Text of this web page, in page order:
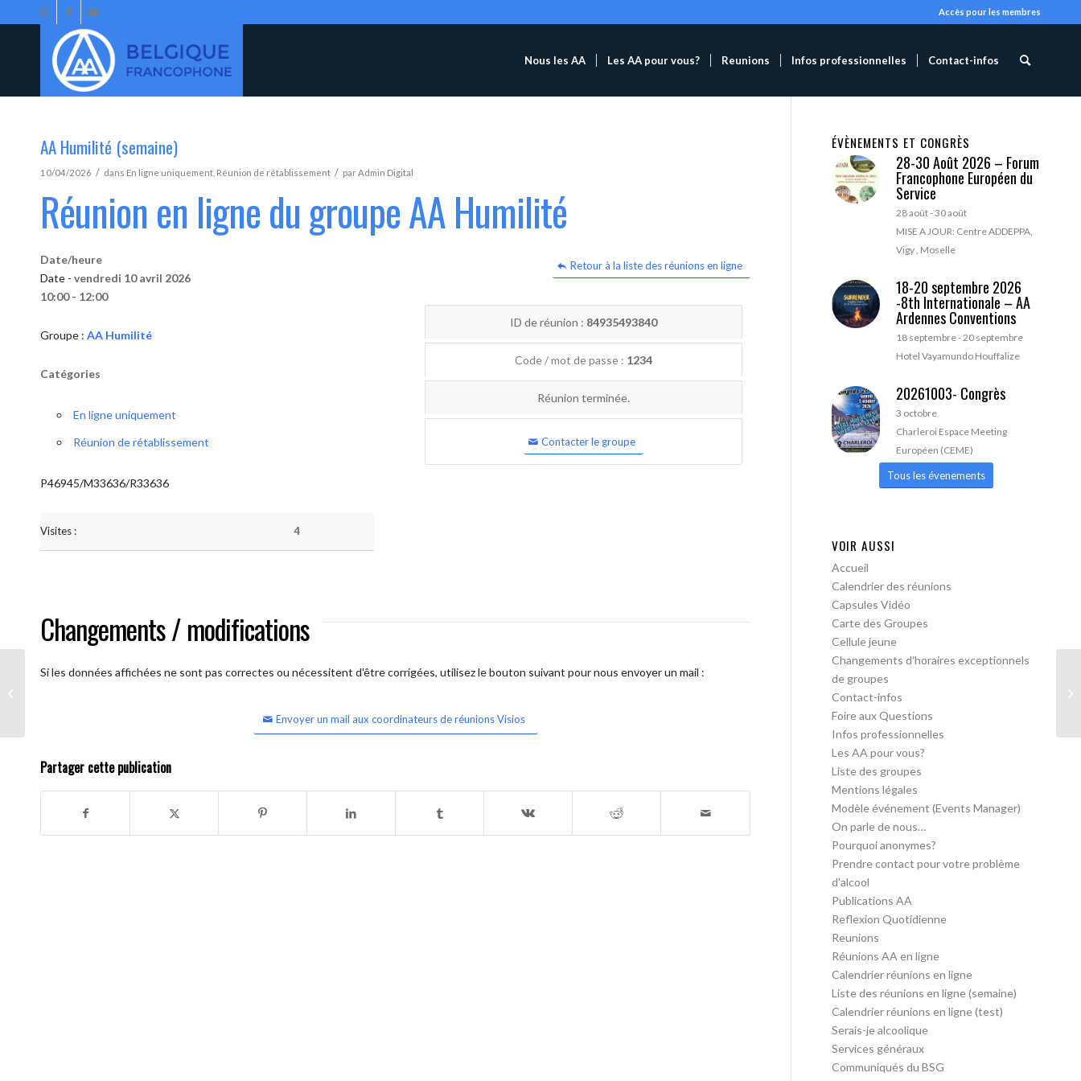
Accès pour les membres
Nous les AA Les AA pour vous? Reunions Infos professionnelles Contact-infos
AA Humilité (semaine)
10/04/2026 / dans En ligne uniquement Réunion de rétablissement / parAdmin Digital
Réunion en ligne du groupe AA Humilité
Retour à la liste des réunions en ligne
Date/heure
Date - vendredi 10 avril 2026
10:00 - 12:00
Groupe : AA Humilité
Catégories
En ligne uniquement
Réunion de rétablissement
P46945/M33636/R33636
Visites : 4
ID de réunion : 84935493840
Code / mot de passe : 1234
Réunion terminée.
Contacter le groupe
Changements / modifications
Si les données affichées ne sont pas correctes ou nécessitent d'être corrigées, utilisez le bouton suivant pour nous envoyer un mail :
Envoyer un mail aux coordinateurs de réunions Visios
Partager cette publication
ÉVÈNEMENTS ET CONGRÈS
28-30 Août 2026 – Forum
Francophone Européen du
Service
28 août-30 août
MISE A JOUR: Centre ADDEPPA,
Vigy , Moselle
18-20 septembre 2026
-8th Internationale – AA
Ardennes Conventions
18 septembre-20 septembre
Hotel Vayamundo Houffalize
20261003- Congrès
3 octobre
Charleroi Espace Meeting
Européen (CEME)
Tous les évenements
VOIR AUSSI
Accueil
Calendrier des réunions
Capsules Vidéo
Carte des Groupes
Cellule jeune
Changements d’horaires exceptionnels
de groupes
Contact-infos
Foire aux Questions
Infos professionnelles
Les AA pour vous?
Liste des groupes
Mentions légales
Modèle événement (Events Manager)
On parle de nous…
Pourquoi anonymes?
Prendre contact pour votre problème
d’alcool
Publications AA
Reflexion Quotidienne
Reunions
Réunions AA en ligne
Calendrier réunions en ligne
Liste des réunions en ligne (semaine)
Calendrier réunions en ligne (test)
Serais-je alcoolique
Services généraux
Communiqués du BSG